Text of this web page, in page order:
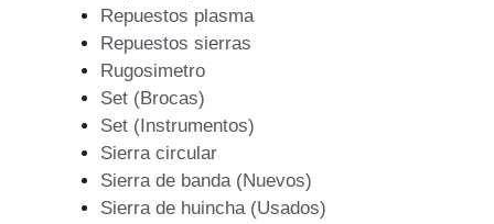
Repuestos plasma
Repuestos sierras
Rugosimetro
Set (Brocas)
Set (Instrumentos)
Sierra circular
Sierra de banda (Nuevos)
Sierra de huincha (Usados)